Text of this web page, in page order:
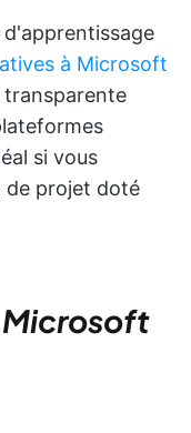
à Microsoft
si vous
de projet doté